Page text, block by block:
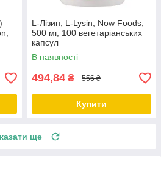
L-Лізин, L-Lysin, Now Foods,
500 мг, 100 вегетаріанських
капсул
В наявності
494,84 ₴ 556 ₴
Купити
ще